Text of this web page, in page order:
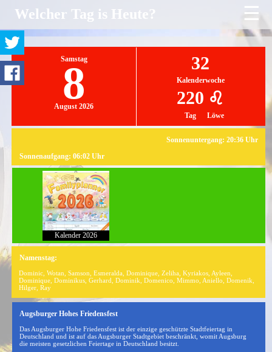
Welcher Tag is Heute? ☰
Samstag
8
August 2026
32
Kalenderwoche
220 ♌
Tag Löwe
Sonnenuntergang: 20:36 Uhr
Sonnenaufgang: 06:02 Uhr
Kalender 2026
Namenstag:
Dominic, Wotan, Samson, Esmeralda, Dominique, Zeliha, Kyriakos, Ayleen,
Dominique, Dominikus, Gerhard, Dominik, Domenico, Mimmo, Aniello, Domenik,
Hilger, Ray
Augsburger Hohes Friedensfest
Das Augsburger Hohe Friedensfest ist der einzige geschützte Stadtfeiertag in
Deutschland und ist auf das Augsburger Stadtgebiet beschränkt, womit Augsburg
die meisten gesetzlichen Feiertage in Deutschland besitzt.